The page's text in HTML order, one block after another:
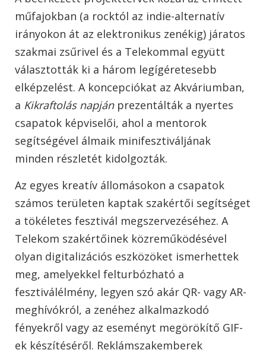
műfajokban (a rocktól az indie-alternatív
irányokon át az elektronikus zenékig) járatos
szakmai zsűrivel és a Telekommal együtt
választották ki a három legígéretesebb
elképzelést. A koncepciókat az Akváriumban,
a Kikraftolás napjánprezentálták a nyertes
csapatok képviselői, ahol a mentorok
segítségével álmaik minifesztiváljának
minden részletét kidolgozták.
Az egyes kreatív állomásokon a csapatok
számos területen kaptak szakértői segítséget
a tökéletes fesztivál megszervezéséhez. A
Telekom szakértőinek közreműködésével
olyan digitalizációs eszközöket ismerhettek
meg, amelyekkel felturbózható a
fesztiválélmény, legyen szó akár QR- vagy AR-
meghívókról, a zenéhez alkalmazkodó
fényekről vagy az eseményt megörökítő GIF-
ek készítéséről. Reklámszakemberek